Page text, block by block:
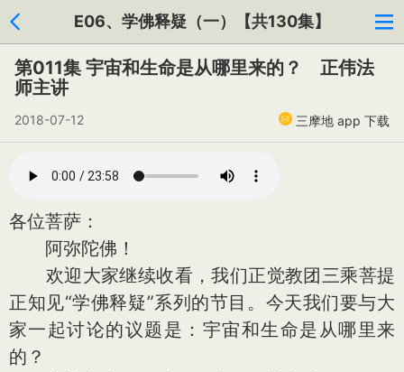
E06、学佛释疑（一）【共130集】
第011集 宇宙和生命是从哪里来的？ 正伟法
师主讲
2018-07-12 三摩地 app 下载
各位菩萨：
阿弥陀佛！
欢迎大家继续收看，我们正觉教团三乘菩提
正知见“学佛释疑”系列的节目。今天我们要与大
家一起讨论的议题是：宇宙和生命是从哪里来
的？